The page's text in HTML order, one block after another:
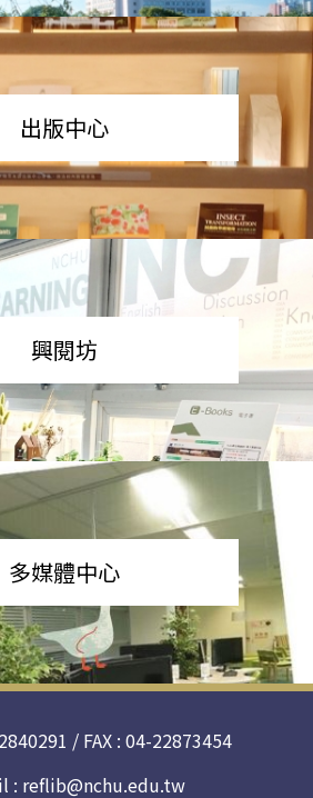
出版中心
興閱坊
多媒體中心
/ FAX : 04-22873454
: reflib@nchu.edu.tw